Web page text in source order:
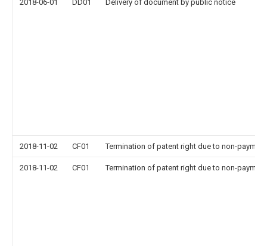
2018-06-01 DD01 Delivery of document by public notice
2018-11-02 CF01 Termination of patent right due to non-
2018-11-02 CF01 Termination of patent right due to non-